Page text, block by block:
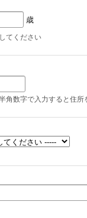
歳
てください
角数字で入力すると住所